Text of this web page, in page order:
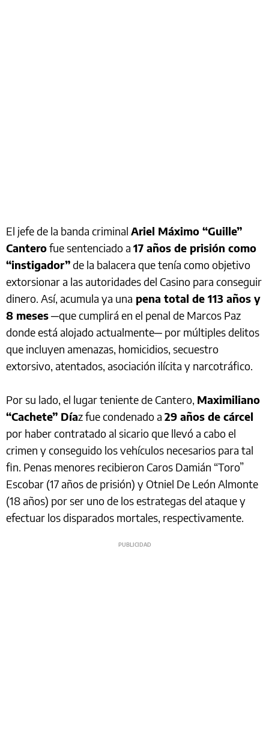
El jefe de la banda criminal Ariel Máximo “Guille”
Canterofue sentenciado a 17 años de prisión como
“instigador”de la balacera que tenía como objetivo
extorsionar a las autoridades del Casino para conseguir
dinero. Así, acumula ya una pena total de 113 años y
8 meses─que cumplirá en el penal de Marcos Paz
donde está alojado actualmente─ por múltiples delitos
que incluyen amenazas, homicidios, secuestro
extorsivo, atentados, asociación ilícita y narcotráfico.
Por su lado, el lugar teniente de Cantero, Maximiliano
“Cachete” Díaz fue condenado a 29 años de cárcel
por haber contratado al sicario que llevó a cabo el
crimen y conseguido los vehículos necesarios para tal
fin. Penas menores recibieron Caros Damián “Toro”
Escobar (17 años de prisión) y Otniel De León Almonte
(18 años) por ser uno de los estrategas del ataque y
efectuar los disparados mortales, respectivamente.